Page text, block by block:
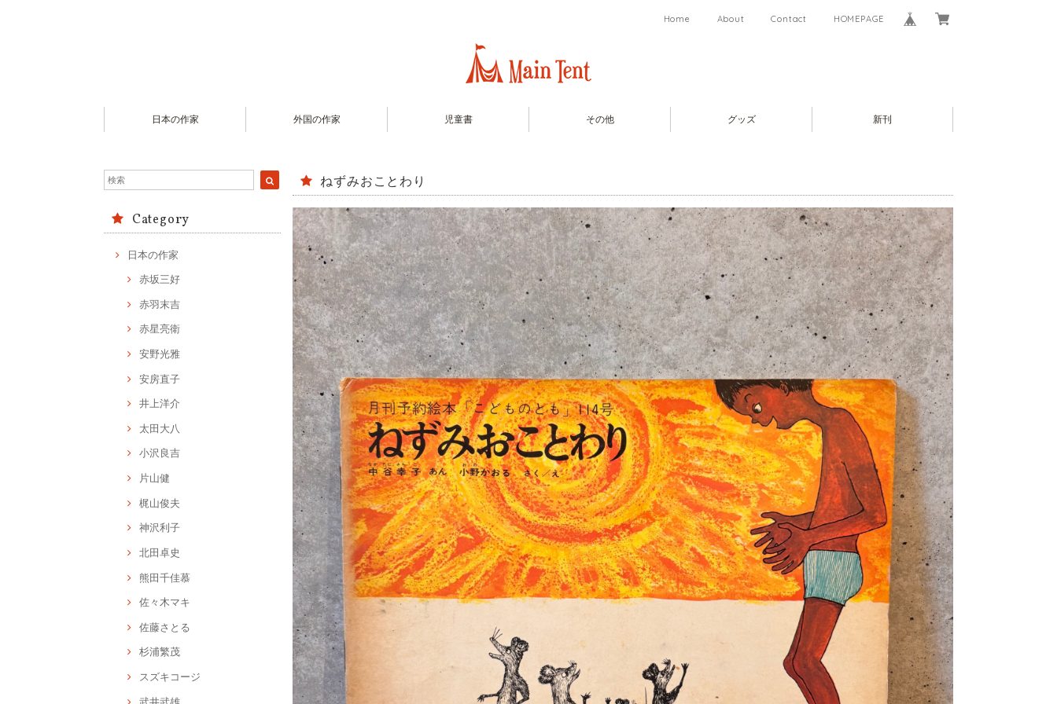
Home About Contact HOMEPAGE
日本の作家 外国の作家 児童書 その他 グッズ 新刊
Category
日本の作家
赤坂三好
赤羽末吉
赤星亮衛
安野光雅
安房直子
井上洋介
太田大八
小沢良吉
片山健
梶山俊夫
神沢利子
北田卓史
熊田千佳慕
佐々木マキ
佐藤さとる
杉浦繁茂
スズキコージ
武井武雄
ねずみおことわり